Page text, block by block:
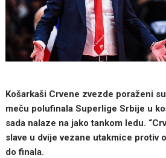
Košarkaši Crvene zvezde poraženi
meču polufinala Superlige Srbije u
sada nalaze na jako tankom ledu.
slave u dvije vezane utakmice protiv
do finala.